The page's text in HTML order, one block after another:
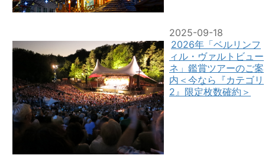
2025-09-18
2026年「ベルリンフ
ィル・ヴァルトビュー
ネ」鑑賞ツアーのご案
内＜今なら『カテゴリ
2』限定枚数確約＞